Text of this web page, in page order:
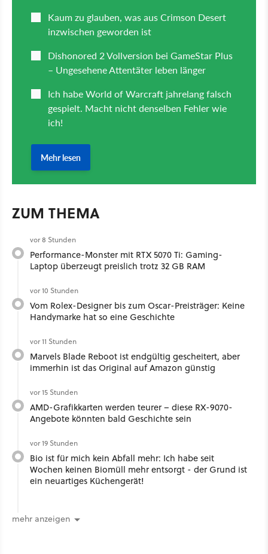
ZUM THEMA
vor 8 Stunden
Performance-Monster mit RTX 5070 Ti: Gaming-
Laptop überzeugt preislich trotz 32 GB RAM
vor 10 Stunden
Vom Rolex-Designer bis zum Oscar-Preisträger: Keine
Handymarke hat so eine Geschichte
vor 11 Stunden
Marvels Blade Reboot ist endgültig gescheitert, aber
immerhin ist das Original auf Amazon günstig
vor 15 Stunden
AMD-Grafikkarten werden teurer – diese RX-9070-
Angebote könnten bald Geschichte sein
vor 19 Stunden
Bio ist für mich kein Abfall mehr: Ich habe seit
Wochen keinen Biomüll mehr entsorgt - der Grund ist
ein neuartiges Küchengerät!
mehr anzeigen